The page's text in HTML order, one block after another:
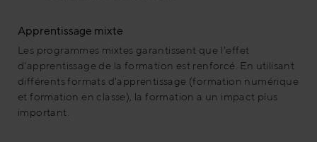
Apprentissage mixte
Les programmes mixtes garantissent que l'effet
d'apprentissage de la formation est renforcé. En utilisant
différents formats d'apprentissage (formation numérique
et formation en classe), la formation a un impact plus
important.